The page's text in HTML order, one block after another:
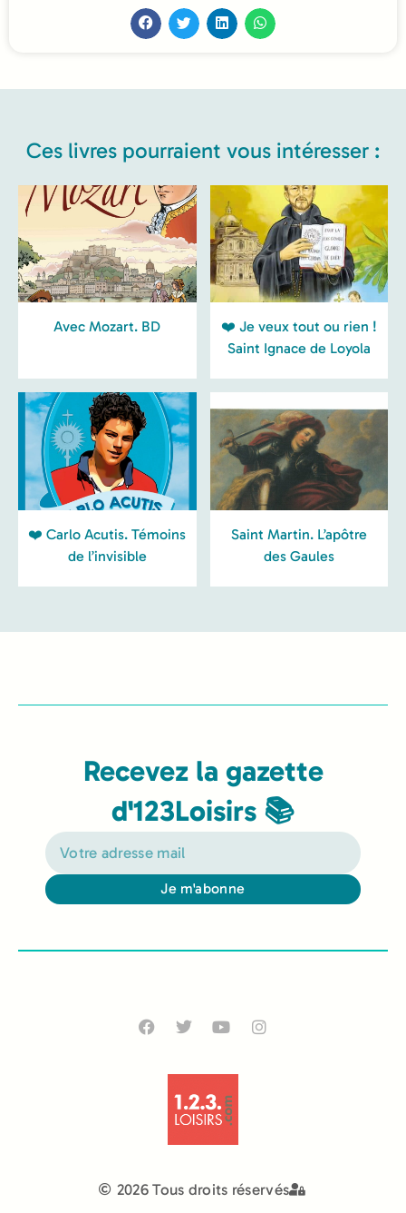
Ces livres pourraient vous intéresser :
Avec Mozart. BD
❤️ Je veux tout ou rien !
Saint Ignace de Loyola
❤️ Carlo Acutis. Témoins
de l’invisible
Saint Martin. L’apôtre
des Gaules
Recevez la gazette
d'123Loisirs 📚
Je m'abonne
2026 Tous droits réservés